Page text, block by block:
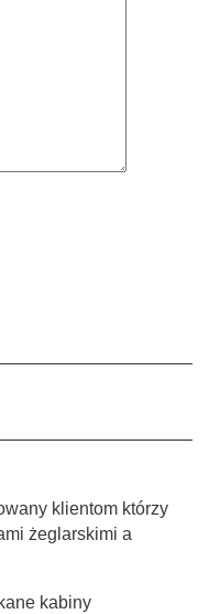
klientom którzy
żeglarskimi a
kabiny